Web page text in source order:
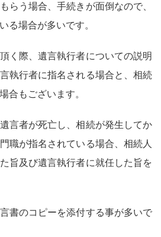
らう場合、手続きが面倒なので、
る場合が多いです。
く際、遺言執行者についての説明
執行者に指名される場合と、相続
合もございます。
言者が死亡し、相続が発生してか
職が指名されている場合、相続人
旨及び遺言執行者に就任した旨を
書のコピーを添付する事が多いで